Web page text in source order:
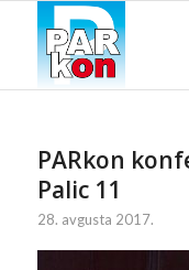
PARkon
Palic 11
28. avgusta 2017.